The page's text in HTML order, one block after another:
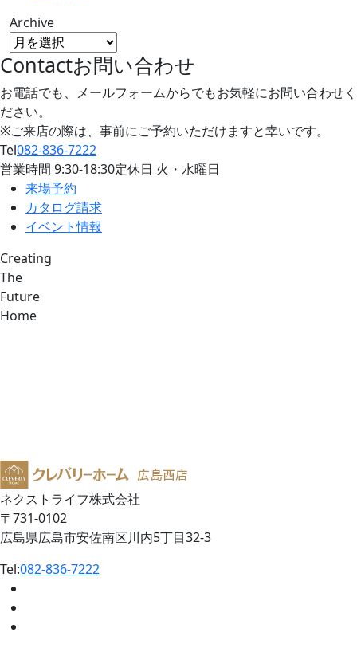
Archive
Contactお問い合わせ
お電話でも、メールフォームからでもお気軽にお問い合わせく
ださい。
※ご来店の際は、事前にご予約いただけますと幸いです。
Tel082-836-7222
営業時間 9:30-18:30定休日 火・水曜日
来場予約
カタログ請求
イベント情報
Creating
The
Future
Home
ネクストライフ株式会社
〒731-0102
広島県広島市安佐南区川内5丁目32-3
Tel:082-836-7222